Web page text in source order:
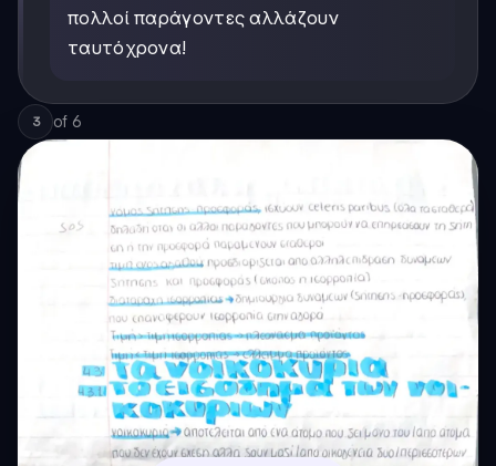
πολλοί παράγοντες αλλάζουν
ταυτόχρονα!
3 of 6